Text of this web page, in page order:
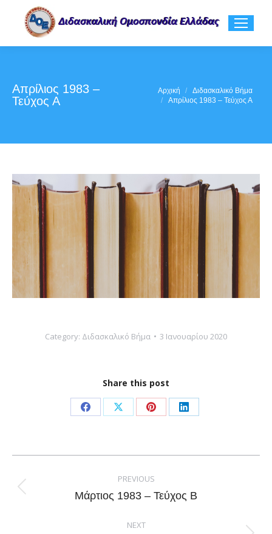
Απρίλιος 1983 –
Τεύχος Α
You are here:Αρχική
Διδασκαλικό Βήμα
Απρίλιος 1983 – Τεύχος Α
Category: Διδασκαλικό Βήμα 3 Ιανουαρίου 2020
Share this post
Share
Facebook
Share
X
Share
Pinterest
Share
LinkedIn
navigation
PREVIOUS
Previous
Μάρτιος 1983 – Τεύχος Β
NEXT